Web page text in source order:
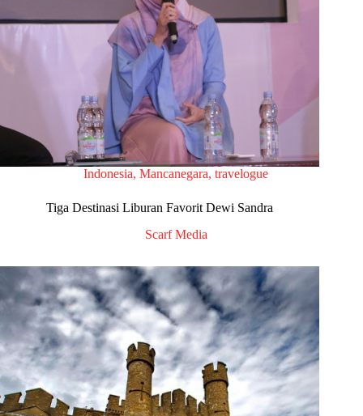
Indonesia,Mancanegara,travelogue
Tiga Destinasi Liburan Favorit Dewi Sandra
Scarf Media